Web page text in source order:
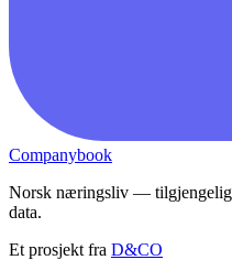
Companybook
Norsk næringsliv — tilgjengelig
data.
Et prosjekt fra D&CO